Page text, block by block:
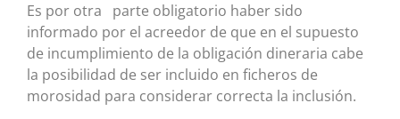
Es por otra parte obligatorio haber sido
informado por el acreedor de que en el supuesto
de incumplimiento de la obligación dineraria cabe
la posibilidad de ser incluido en ficheros de
morosidad para considerar correcta la inclusión.